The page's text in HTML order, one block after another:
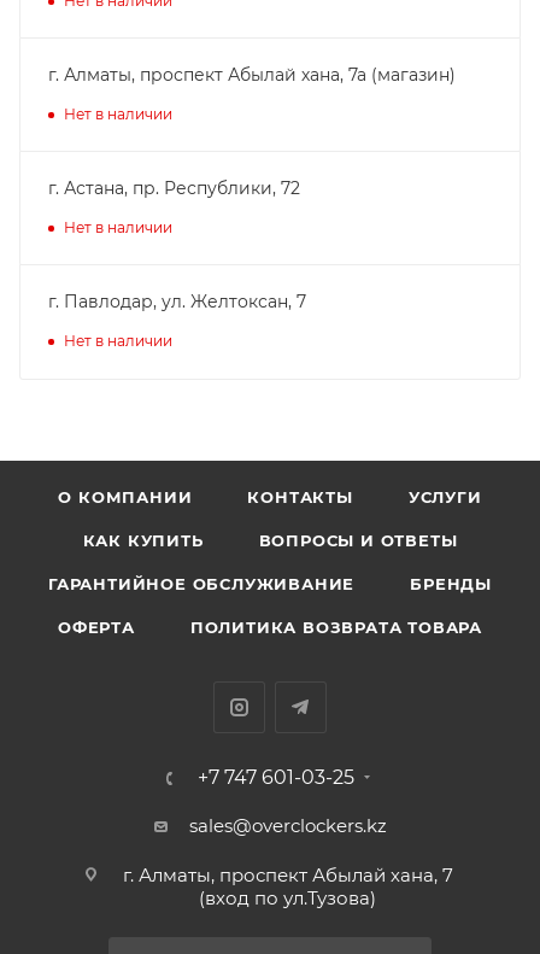
г. Алматы, проспект Абылай хана, 7а (магазин)
Нет в наличии
г. Астана, пр. Республики, 72
Нет в наличии
г. Павлодар, ул. Желтоксан, 7
Нет в наличии
О КОМПАНИИ КОНТАКТЫ УСЛУГИ
КАК КУПИТЬ ВОПРОСЫ И ОТВЕТЫ
ГАРАНТИЙНОЕ ОБСЛУЖИВАНИЕ БРЕНДЫ
ОФЕРТА ПОЛИТИКА ВОЗВРАТА ТОВАРА
+7 747 601-03-25
sales@overclockers.kz
г. Алматы, проспект Абылай хана, 7
(вход по ул.Тузова)